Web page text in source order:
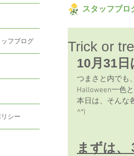
スタッフブロ
Trick or
10月31日
つまさと内でも
Halloween一色
本日は、そんな
^*)
まずは、
フブログ
シー